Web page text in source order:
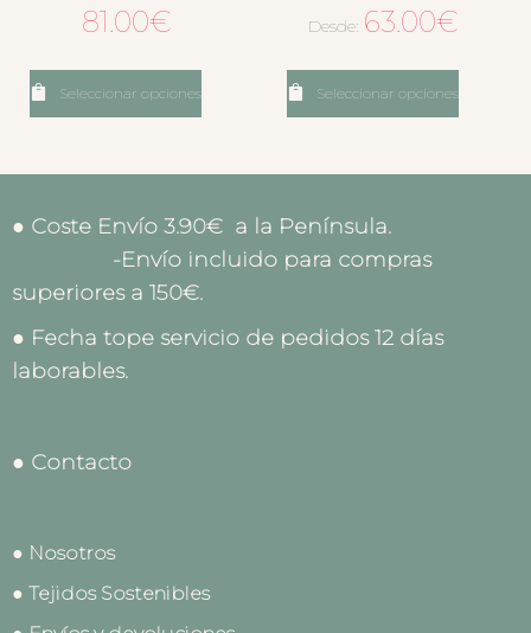
81.00€
Seleccionar opciones
Desde: 63.00€
Seleccionar opciones
● Coste Envío 3.90€ a la Península.
-Envío incluido para compras
superiores a 150€.
● Fecha tope servicio de pedidos 12 días
laborables.
● Contacto
● Nosotros
● Tejidos Sostenibles